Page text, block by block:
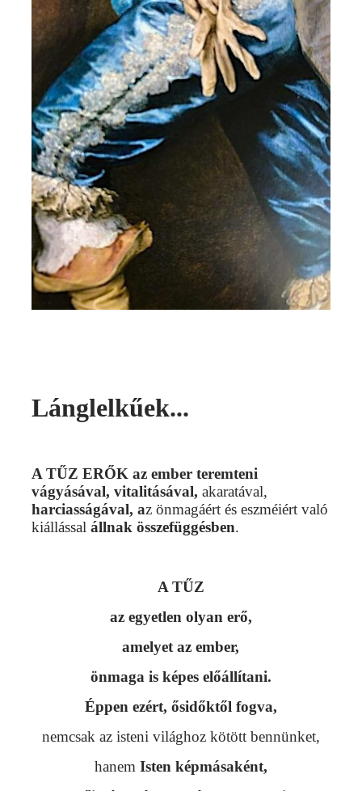
Lánglelkűek...
A TŰZ ERŐK az ember teremteni
vágyásával, vitalitásával, akaratával,
harciasságával, az önmagáért és eszméiért való
kiállással állnak összefüggésben.
A TŰZ
az egyetlen olyan erő,
amelyet az ember,
önmaga is képes előállítani.
Éppen ezért, ősidőktől fogva,
nemcsak az isteni világhoz kötött bennünket,
hanem Isten képmásaként,